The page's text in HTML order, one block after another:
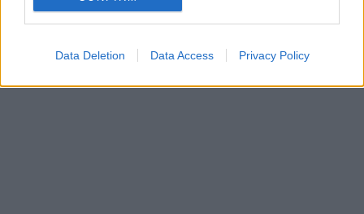
Data Deletion Data Access Privacy Policy